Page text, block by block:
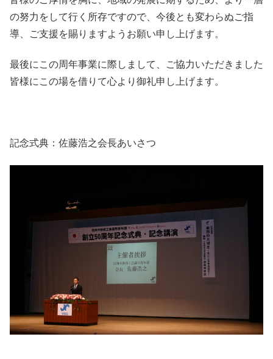
の努力をして行く所存ですので、今後とも変わらぬご指
導、ご支援を賜りますようお願い申し上げます。
最後にこの周年事業に際しまして、ご協力いただきました
皆様にこの場を借りて心より御礼申し上げます。
記念式典：佐藤浩之会長あいさつ